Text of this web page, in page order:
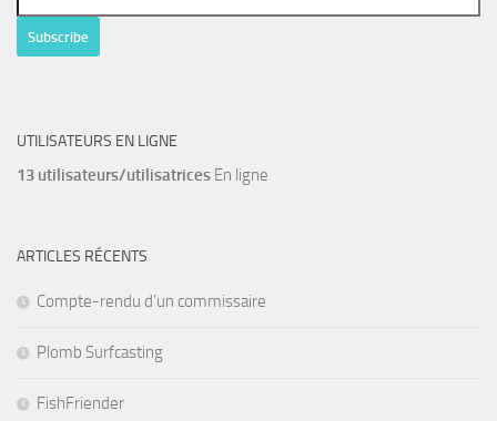
UTILISATEURS EN LIGNE
13 utilisateurs/utilisatrices En ligne
ARTICLES RÉCENTS
Compte-rendu d’un commissaire
Plomb Surfcasting
FishFriender